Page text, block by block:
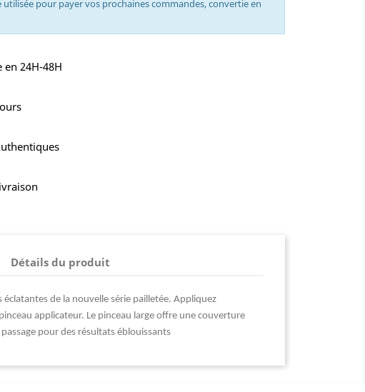
pour payer vos prochaines commandes, convertie en
en 24H-48H
Détails du produit
éclatantes de la nouvelle série pailletée. Appliquez
applicateur. Le pinceau large offre une couverture
pour des résultats éblouissants